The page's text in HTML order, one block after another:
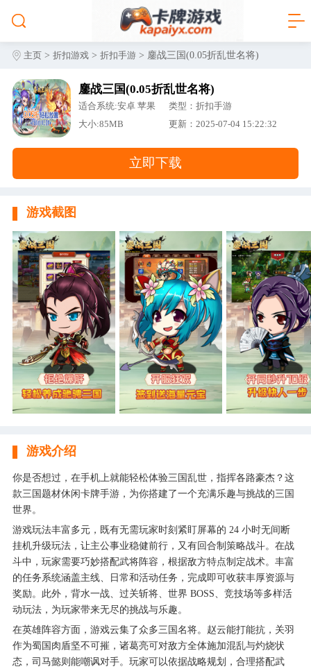
主页 >折扣游戏 >折扣手游 > 鏖战三国(0.05折乱世名将)
鏖战三国(0.05折乱世名将)
适合系统:安卓 苹果
类型：折扣手游
大小:85MB
更新：2025-07-04 15:22:32
立即下载
游戏截图
游戏介绍
你是否想过，在手机上就能轻松体验三国乱世，指挥各路豪杰？这
款三国题材休闲卡牌手游，为你搭建了一个充满乐趣与挑战的三国
世界。
游戏玩法丰富多元，既有无需玩家时刻紧盯屏幕的 24 小时无间断
挂机升级玩法，让主公事业稳健前行，又有回合制策略战斗。在战
斗中，玩家需要巧妙搭配武将阵容，根据敌方特点制定战术。丰富
的任务系统涵盖主线、日常和活动任务，完成即可收获丰厚资源与
奖励。此外，背水一战、过关斩将、世界 BOSS、竞技场等多样活
动玩法，为玩家带来无尽的挑战与乐趣。
在英雄阵容方面，游戏云集了众多三国名将。赵云能打能抗，关羽
作为蜀国肉盾坚不可摧，诸葛亮可对敌方全体施加混乱与灼烧状
态，司马懿则能嘲讽对手。玩家可以依据战略规划，合理搭配武